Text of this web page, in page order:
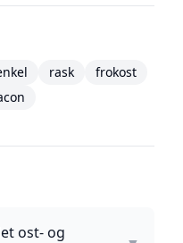
rask
frokost
ost- og